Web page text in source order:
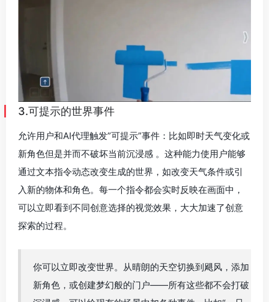
可以立即看到不同创意选择的视觉效果，大大加速了创意
你可以立即改变世界。从晴朗的天空切换到飓风，添加
沉浸感。可以给现有的场景中加各种事件。比如“一只
龙从天而降”“一个穿着公鸡玩偶的人跑过”“开始下雨””
出现一个穿红衣的神秘女性”、”街灯开始闪烁”、”远处
传来警笛声”